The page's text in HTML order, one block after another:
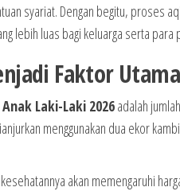
syariat. Dengan begitu, proses
lebih luas bagi keluarga serta para
Faktor Utama
Laki-Laki 2026adalah
menggunakan dua ekor
akan memengaruhi